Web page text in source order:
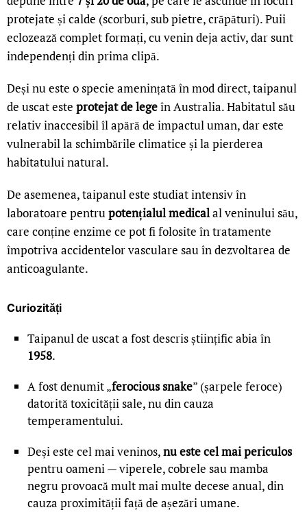
protejate și calde (scorburi, sub pietre, crăpături). Puii
eclozează complet formați, cu venin deja activ, dar sunt
independenți din prima clipă.
Deși nu este o specie amenințată în mod direct, taipanul
de uscat este protejat de legeîn Australia. Habitatul său
relativ inaccesibil îl apără de impactul uman, dar este
vulnerabil la schimbările climatice și la pierderea
habitatului natural.
De asemenea, taipanul este studiat intensiv în
laboratoare pentrupotențialul medicalal veninului său,
care conține enzime ce pot fi folosite în tratamente
împotriva accidentelor vasculare sau în dezvoltarea de
anticoagulante.
Curiozități
Taipanul de uscat a fost descris științific abia în
1958.
A fost denumit „ferocious snake” (șarpele feroce)
datorită toxicității sale, nu din cauza
temperamentului.
Deși este cel mai veninos,nu este cel mai periculos
pentru oameni — viperele, cobrele sau mamba
negru provoacă mult mai multe decese anual, din
cauza proximității față de așezări umane.